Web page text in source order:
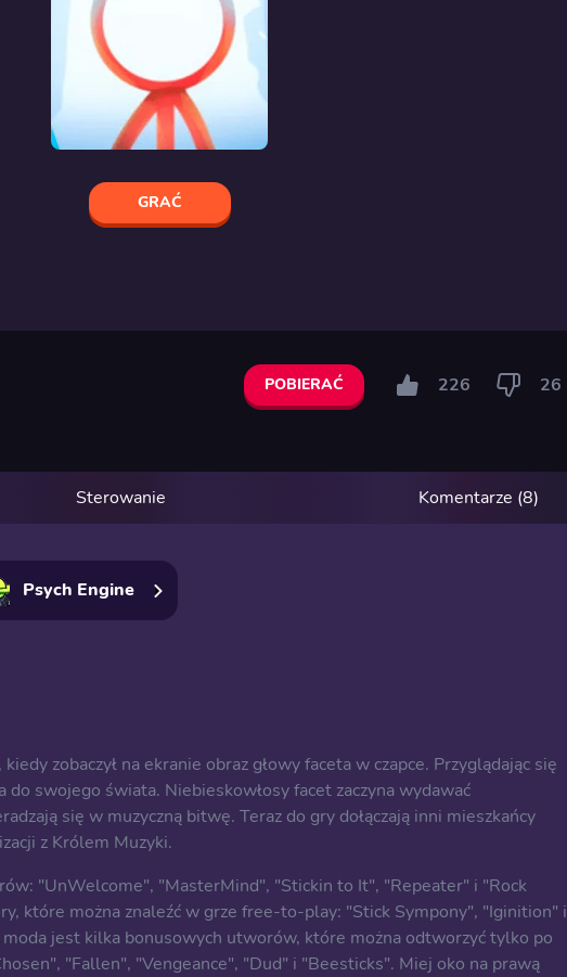
GRAĆ
POBIERAĆ 226 26
Sterowanie Komentarze (8)
Psych Engine
zobaczył na ekranie obraz głowy faceta w czapce. Przyglądając się
do swojego świata. Niebieskowłosy facet zaczyna wydawać
się w muzyczną bitwę. Teraz do gry dołączają inni mieszkańcy
z Królem Muzyki.
"UnWelcome", "MasterMind", "Stickin to It", "Repeater" i "Rock
które można znaleźć w grze free-to-play: "Stick Sympony", "Iginition" i
jest kilka bonusowych utworów, które można odtworzyć tylko po
"Fallen", "Vengeance", "Dud" i "Beesticks". Miej oko na prawą